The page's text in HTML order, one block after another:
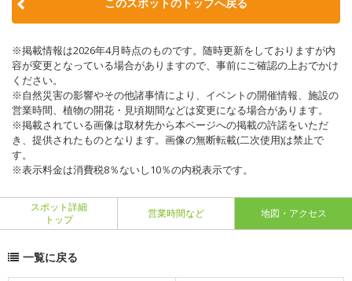
※掲載情報は2026年4月時点のものです。随時更新をしておりますが内
容が変更となっている場合がありますので、事前にご確認の上おでかけ
ください。
※自然災害の影響やその他諸事情により、イベントの開催情報、施設の
営業時間、植物の開花・見頃期間などは変更になる場合があります。
※掲載されている画像は取材先から本ページへの掲載の許諾をいただ
き、提供されたものとなります。画像の無断転載(二次使用)は禁止で
す。
※表示料金は消費税8％ないし10％の内税表示です。
スポット詳細
トップ
営業時間など 地図・アクセス
一覧に戻る